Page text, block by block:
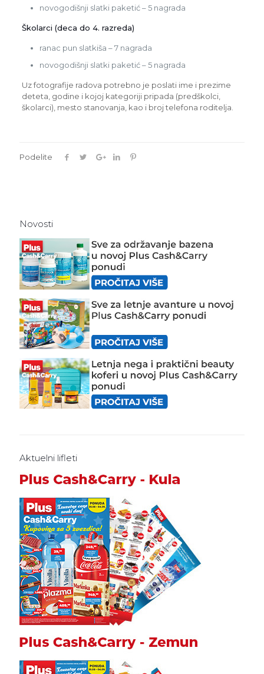
novogodišnji slatki paketić – 5 nagrada
Školarci (deca do 4. razreda)
ranac pun slatkiša – 7 nagrada
novogodišnji slatki paketić – 5 nagrada
Uz fotografije radova potrebno je poslati ime i prezime
deteta, godine i kojoj kategoriji pripada (predškolci,
školarci), mesto stanovanja, kao i broj telefona roditelja.
Podelite
Novosti
Aktuelni lifleti